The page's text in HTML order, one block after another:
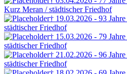
Kurz Meran / städtischer Friedhof
† 19.03.2026 - 93 Jahre
städtischer Friedhof
† 15.03.2026 - 79 Jahre
städtischer Friedhof
† 21.02.2026 - 96 Jahre
städtischer Friedhof